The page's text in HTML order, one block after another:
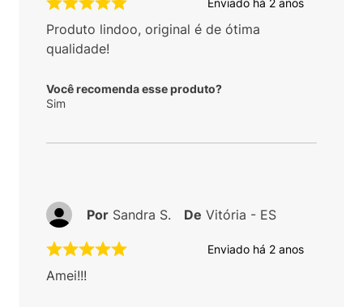
Enviado há 2 anos
Produto lindoo, original é de ótima
qualidade!
Você recomenda esse produto?
Sim
Enviado há 2 anos
Amei!!!
Por Sandra S. De Vitória - ES